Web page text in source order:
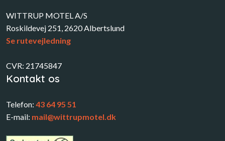
WITTRUP MOTEL A/S
Roskildevej 251, 2620 Albertslund
Se rutevejledning
CVR: 21745847
Kontakt os
​Telefon:43 64 95 51
E-mail: mail@wittrupmotel.dk